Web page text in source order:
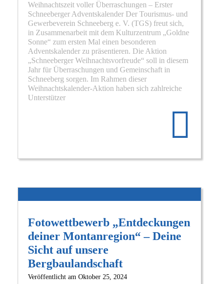
Weihnachtszeit voller Überraschungen – Erster
Schneeberger Adventskalender Der Tourismus- und
Gewerbeverein Schneeberg e. V. (TGS) freut sich,
in Zusammenarbeit mit dem Kulturzentrum „Goldne
Sonne“ zum ersten Mal einen besonderen
Adventskalender zu präsentieren. Die Aktion
„Schneeberger Weihnachtsvorfreude“ soll in diesem
Jahr für Überraschungen und Gemeinschaft in
Schneeberg sorgen. Im Rahmen dieser
Weihnachtskalender-Aktion haben sich zahlreiche
Unterstützer
Fotowettbewerb „Entdeckungen
deiner Montanregion“ – Deine
Sicht auf unsere
Bergbaulandschaft
Veröffentlicht am Oktober 25, 2024